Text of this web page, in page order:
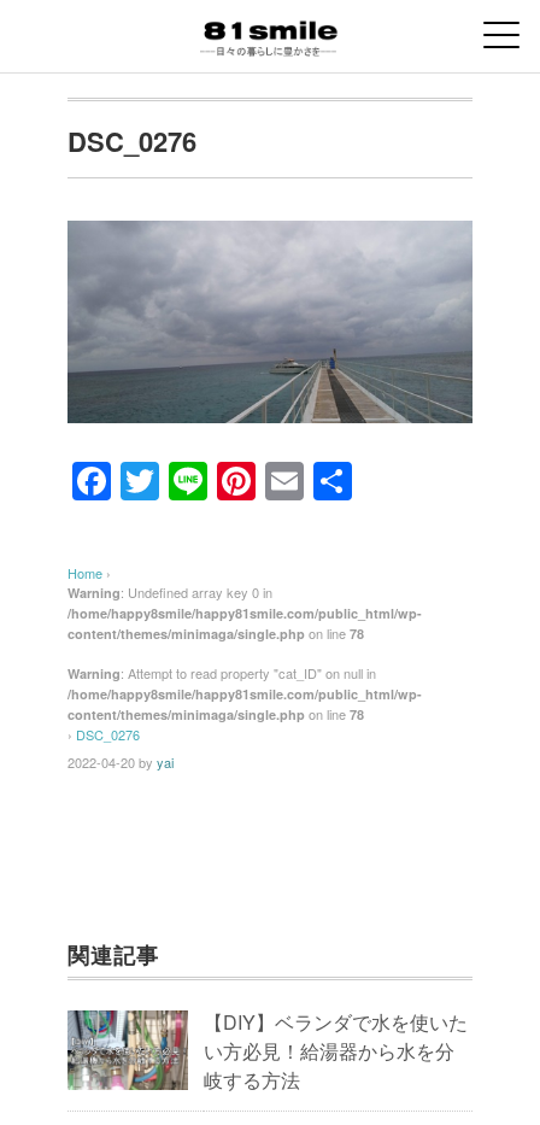
DSC_0276
F
a
e
b
o
o
k
T
wi
er
Li
n
Pi
nt
e
st
E
m
Home ›
Warning: Undefined array key 0 in
/home/happy8smile/happy81smile.com/public_html/wp-
content/themes/minimaga/single.php on line 78
Warning: Attempt to read property "cat_ID" on null in
/home/happy8smile/happy81smile.com/public_html/wp-
content/themes/minimaga/single.php on line 78
› DSC_0276
2022-04-20by yai
関連記事
【DIY】ベランダで水を使いた
い方必見！給湯器から水を分
岐する方法